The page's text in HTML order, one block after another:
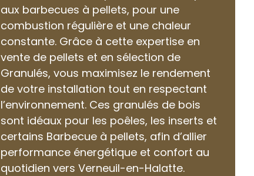
aux barbecues à pellets, pour une
combustion régulière et une chaleur
constante. Grâce à cette expertise en
vente de pellets et en sélection de
Granulés, vous maximisez le rendement
de votre installation tout en respectant
l’environnement. Ces granulés de bois
sont idéaux pour les poêles, les inserts et
certains Barbecue à pellets, afin d’allier
performance énergétique et confort au
quotidien vers Verneuil-en-Halatte.